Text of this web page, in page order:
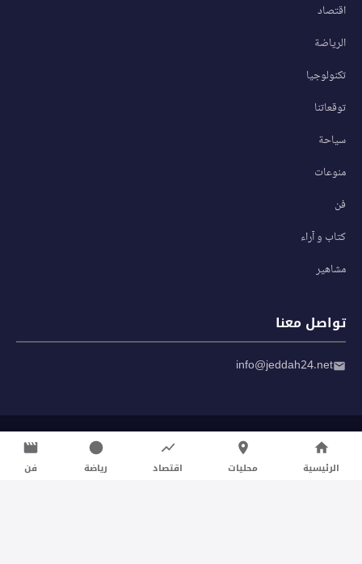
اقتصاد
الرياضة
تكنولوجيا
توقعاتنا
سياحة
منوعات
فن
كتاب و آراء
مشاهير
تواصل معنا
info@jeddah24.net
سياسة الخصوصية
شروط الاستخدام
الرئيسية محليات اقتصاد رياضة فن